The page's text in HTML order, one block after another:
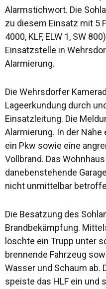
Alarmstichwort. Die
zu diesem Einsatz mit 5
4000, KLF, ELW 1, SW
Einsatzstelle in
Alarmierung.
Die Wehrsdorfer
Lageerkundung durch
Einsatzleitung. Die
Alarmierung. In der
ein Pkw sowie eine
Vollbrand. Das
danebenstehende
nicht unmittelbar
Die Besatzung des
Brandbekämpfung.
löschte ein Trupp unter
brennende Fahrzeug
Wasser und Schaum ab.
speiste das HLF ein und